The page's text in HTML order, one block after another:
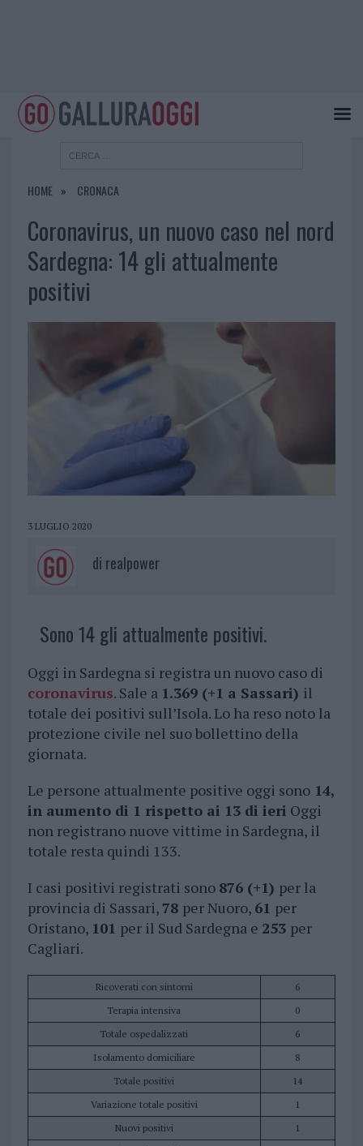
HOME CRONACA
Coronavirus, un nuovo caso nel nord
Sardegna: 14 gli attualmente
positivi
3 LUGLIO 2020
di realpower
Sono 14 gli attualmente positivi.
Oggi in Sardegna si registra un nuovo caso di
coronavirus. Sale a 1.369 (+1 a Sassari) il
totale dei positivi sull’Isola. Lo ha reso noto la
protezione civile nel suo bollettino della
giornata.
Le persone attualmente positive oggi sono14,
in aumento di 1 rispetto ai 13 di ieri Oggi
non registrano nuove vittime in Sardegna, il
totale resta quindi 133.
I casi positivi registrati sono 876 (+1) per la
provincia di Sassari,78 per Nuoro, 61 per
Oristano, 101 per il Sud Sardegna e 253 per
Cagliari.
Ricoverati con sintomi
6
Terapia intensiva
0
Totale ospedalizzati
6
Isolamento domiciliare
8
Totale positivi
14
Variazione totale positivi
1
Nuovi positivi
1